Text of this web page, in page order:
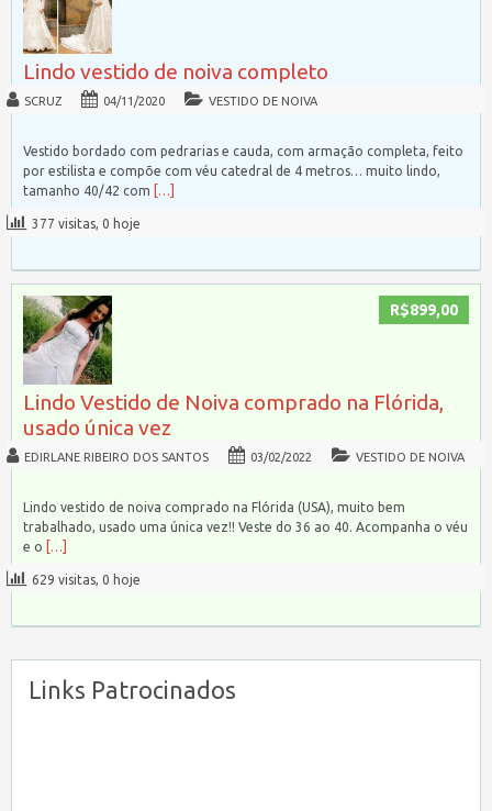
Lindo vestido de noiva completo
SCRUZ 04/11/2020 VESTIDO DE NOIVA
Vestido bordado com pedrarias e cauda, com armação completa, feito
por estilista e compõe com véu catedral de 4 metros… muito lindo,
tamanho 40/42 com
[…]
377 visitas, 0 hoje
R$899,00
Lindo Vestido de Noiva comprado na Flórida,
usado única vez
EDIRLANE RIBEIRO DOS SANTOS 03/02/2022 VESTIDO DE NOIVA
Lindo vestido de noiva comprado na Flórida (USA), muito bem
trabalhado, usado uma única vez!! Veste do 36 ao 40. Acompanha o véu
e o
[…]
629 visitas, 0 hoje
Links Patrocinados